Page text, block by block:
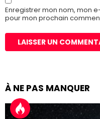
Enregistrer mon nom, mon
pour mon prochain
À NE PAS MANQUER